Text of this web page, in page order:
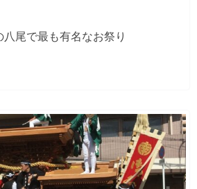
尾で最も有名なお祭り